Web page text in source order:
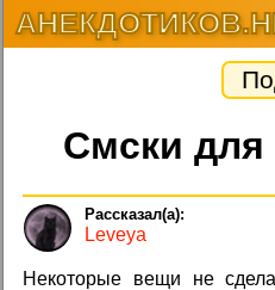
Смски
Leveya
Некоторые вещи не